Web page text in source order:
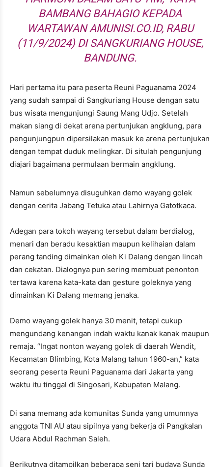
BAMBANG BAHAGIO KEPADA
WARTAWAN AMUNISI.CO.ID, RABU
(11/9/2024) DI SANGKURIANG HOUSE,
BANDUNG.
Hari pertama itu para peserta Reuni Paguanama 2024
yang sudah sampai di Sangkuriang House dengan satu
bus wisata mengunjungi Saung Mang Udjo. Setelah
makan siang di dekat arena pertunjukan angklung, para
pengunjungpun dipersilakan masuk ke arena pertunjukan
dengan tempat duduk melingkar. Di situlah pengunjung
diajari bagaimana permulaan bermain angklung.
Namun sebelumnya disuguhkan demo wayang golek
dengan cerita Jabang Tetuka atau Lahirnya Gatotkaca.
Adegan para tokoh wayang tersebut dalam berdialog,
menari dan beradu kesaktian maupun kelihaian dalam
perang tanding dimainkan oleh Ki Dalang dengan lincah
dan cekatan. Dialognya pun sering membuat penonton
tertawa karena kata-kata dan gesture goleknya yang
dimainkan Ki Dalang memang jenaka.
Demo wayang golek hanya 30 menit, tetapi cukup
mengundang kenangan indah waktu kanak kanak maupun
remaja. “Ingat nonton wayang golek di daerah Wendit,
Kecamatan Blimbing, Kota Malang tahun 1960-an,” kata
seorang peserta Reuni Paguanama dari Jakarta yang
waktu itu tinggal di Singosari, Kabupaten Malang.
Di sana memang ada komunitas Sunda yang umumnya
anggota TNI AU atau sipilnya yang bekerja di Pangkalan
Udara Abdul Rachman Saleh.
Berikutnya ditampilkan beberapa seni tari budaya Sunda